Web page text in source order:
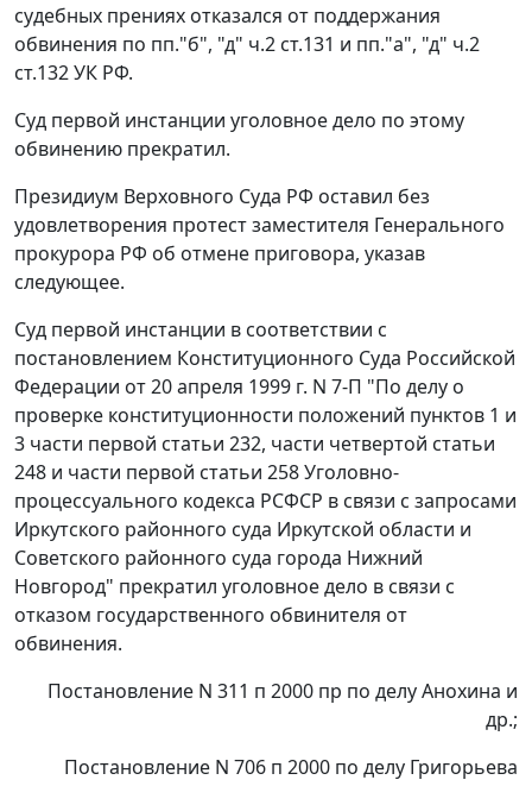
судебных прениях отказался от поддержания
обвинения по пп."б", "д" ч.2 ст.131 и пп."а", "д" ч.2
ст.132УК РФ.
Суд первой инстанции уголовное дело по этому
обвинению прекратил.
Президиум Верховного Суда РФ оставил без
удовлетворения протест заместителя Генерального
прокурора РФ об отмене приговора, указав
следующее.
Суд первой инстанции в соответствии с
постановлением Конституционного Суда Российской
Федерации от 20 апреля 1999 г. N 7-П "По делу о
проверке конституционности положений пунктов 1 и
3 части первой статьи 232, части четвертой статьи
248 и части первой статьи 258 Уголовно-
процессуального кодекса РСФСР в связи с запросами
Иркутского районного суда Иркутской области и
Советского районного суда города Нижний
Новгород" прекратил уголовное дело в связи с
отказом государственного обвинителя от
обвинения.
Постановление N 311 п 2000 пр по делу Анохина и
др.;
Постановление N 706 п 2000 по делу Григорьева